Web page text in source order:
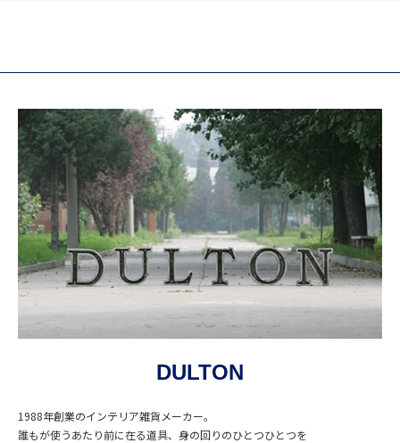
DULTON
1988年創業のインテリア雑貨メーカー。
誰もが使うあたり前に在る道具、身の回りのひとつひとつを